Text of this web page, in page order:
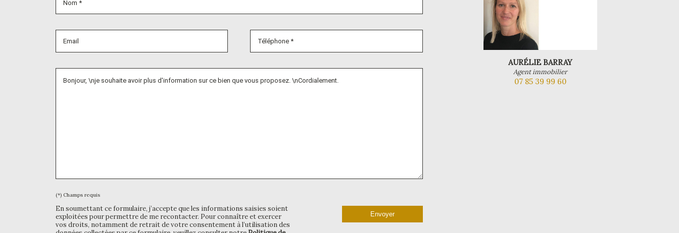
(*) Champs requis
En soumettant ce formulaire, j’accepte que les informations saisies soient
exploitées pour permettre de me recontacter. Pour connaître et exercer
vos droits, notamment de retrait de votre consentement à l’utilisation des
AURÉLIE BARRAY
Agent immobilier
07 85 39 99 60